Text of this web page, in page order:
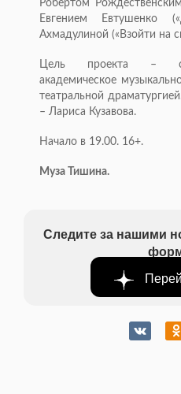
Робертом
Евгением Евтушенко
Ахмадулиной («Взойти на
Цель проекта –
академическое
театральной
– Лариса Кузавова.
Начало в 19.00. 16+.
Муза Тишина.
Следите за нашими